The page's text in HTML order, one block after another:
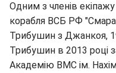
Одним з членів
корабля ВСБ РФ
Трибушин з Джанкоя,
Трибушин в 2013 році
Академію ВМС ім.